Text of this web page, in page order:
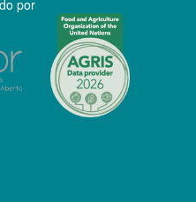
por